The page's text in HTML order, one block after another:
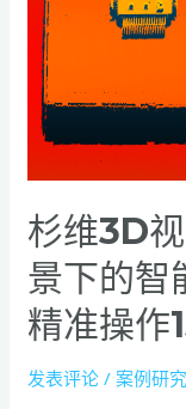
杉维3D
景下的智
精准操作
发表评论 /案例研究
觉
系
统
赋
能
场
景
下
的
智
能